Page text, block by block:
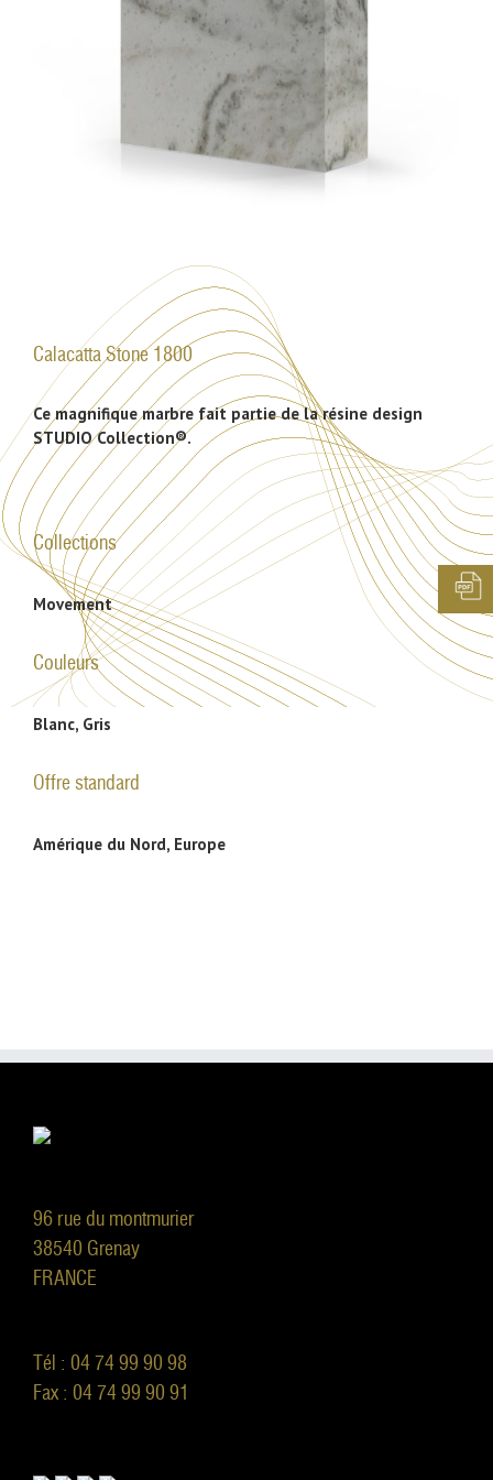
Calacatta Stone 1800
Ce magnifique marbre fait partie de la résine design
STUDIO Collection®.
Collections
Movement
Couleurs
Blanc, Gris
Offre standard
Amérique du Nord, Europe
96 rue du montmurier
38540 Grenay
FRANCE
Tél : 04 74 99 90 98
Fax : 04 74 99 90 91